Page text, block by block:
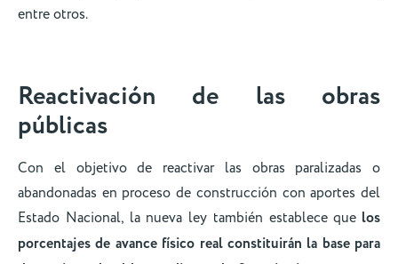
entre otros.
Reactivación de las obras
públicas
Con el objetivo de reactivar las obras paralizadas o
abandonadas en proceso de construcción con aportes del
Estado Nacional, la nueva ley también establece que los
porcentajes de avance físico real constituirán la base para